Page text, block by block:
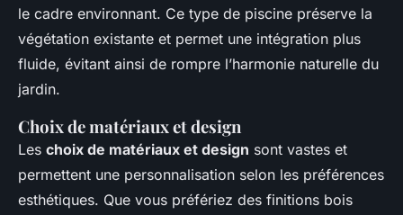
le cadre environnant. Ce type de piscine préserve la
végétation existante et permet une intégration plus
fluide, évitant ainsi de rompre l’harmonie naturelle du
jardin.
Choix de matériaux et design
Les choix de matériaux et design sont vastes et
permettent une personnalisation selon les préférences
esthétiques. Que vous préfériez des finitions bois